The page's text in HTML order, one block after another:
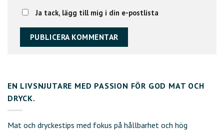
Ja tack, lägg till mig i din e-postlista
EN LIVSNJUTARE MED PASSION FÖR GOD MAT OCH
DRYCK.
Mat och dryckestips med fokus på hållbarhet och hög